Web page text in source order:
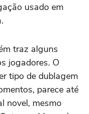
usado em
traz alguns
jogadores. O
tipo de dublagem
parece até
novel, mesmo